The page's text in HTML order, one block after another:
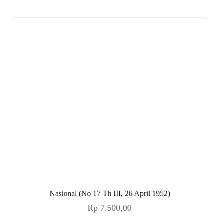
Nasional (No 17 Th III, 26 April 1952)
Rp 7.500,00